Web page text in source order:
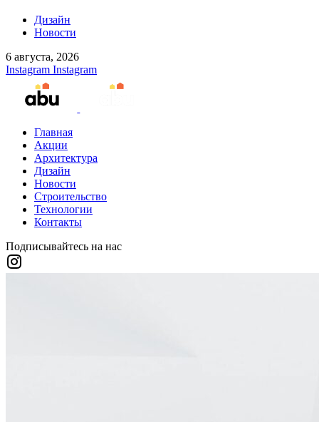
Дизайн
Новости
6 августа, 2026
Instagram Instagram
Главная
Акции
Архитектура
Дизайн
Новости
Строительство
Технологии
Контакты
Подписывайтесь на нас